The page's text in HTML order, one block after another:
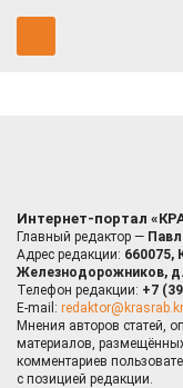
Интернет-портал
Главный редактор —
Адрес редакции: 660075,
Железнодорожников,
Телефон редакции: +7
E-mail:
Мнения авторов статей,
материалов,
комментариев
с позицией редакции.